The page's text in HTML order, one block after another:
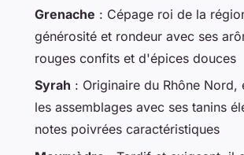
Grenache : Cépage roi de la
générosité et rondeur avec ses
rouges confits et d'épices douces
Syrah : Originaire du Rhône Nord,
les assemblages avec ses tanins
notes poivrées caractéristiques